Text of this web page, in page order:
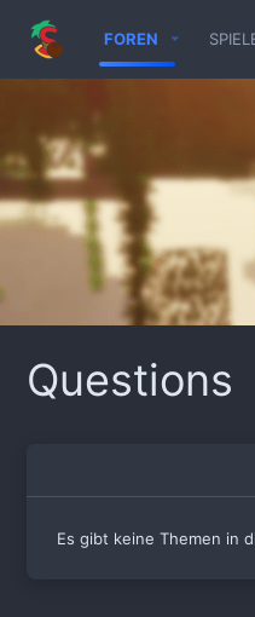
FOREN
Questions
Es gibt keine Themen in